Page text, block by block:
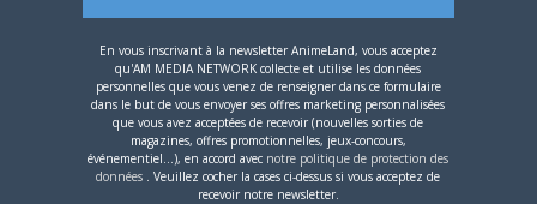
4 JUILLET 2026 0
[Entretien] Mokochan : «
Lors des prémices du
projet, il était déjà
demandé de suivre au
mieux le manga
originel.»
En vous inscrivant à la newsletter AnimeLand, vous acceptez
qu'AM MEDIA NETWORK collecte et utilise les données
personnelles que vous venez de renseigner dans ce formulaire
dans le but de vous envoyer ses offres marketing personnalisées
que vous avez acceptées de recevoir (nouvelles sorties de
magazines, offres promotionnelles, jeux-concours,
événementiel...), en accord avec notre politique de protection des
données . Veuillez cocher la cases ci-dessus si vous acceptez de
recevoir notre newsletter.